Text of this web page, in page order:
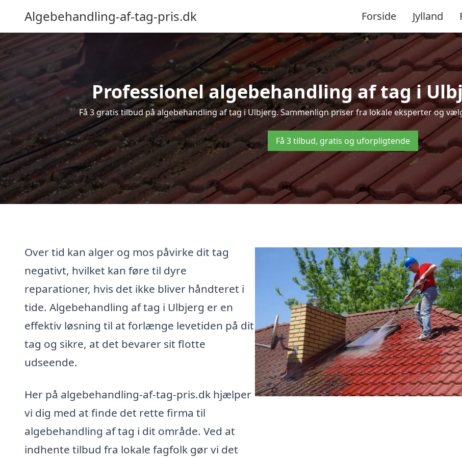
Algebehandling-af-tag-pris.dk Forside Jylland
Professionel algebehandling af tag i
Få 3 gratis tilbud på algebehandling af tag i Ulbjerg. Sammenlign priser fra lokale eksperter og
Få 3 tilbud, gratis og uforpligtende
Over tid kan alger og mos påvirke dit tag
negativt, hvilket kan føre til dyre
reparationer, hvis det ikke bliver håndteret i
tide. Algebehandling af tag i Ulbjerg er en
effektiv løsning til at forlænge levetiden på dit
tag og sikre, at det bevarer sit flotte
udseende.
Her på algebehandling-af-tag-pris.dk hjælper
vi dig med at finde det rette firma til
algebehandling af tag i dit område. Ved at
indhente tilbud fra lokale fagfolk gør vi det